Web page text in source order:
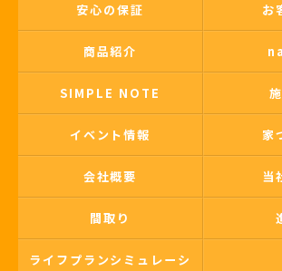
安心の保証 お
商品紹介
SIMPLE NOTE
イベント情報 家
会社概要 当
間取り
ライフプランシミュレーシ